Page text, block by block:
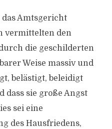
Amtsgericht
vermittelten den
die geschilderten
Weise massiv und
belästigt, beleidigt
dass sie große Angst
sei eine
des Hausfriedens,